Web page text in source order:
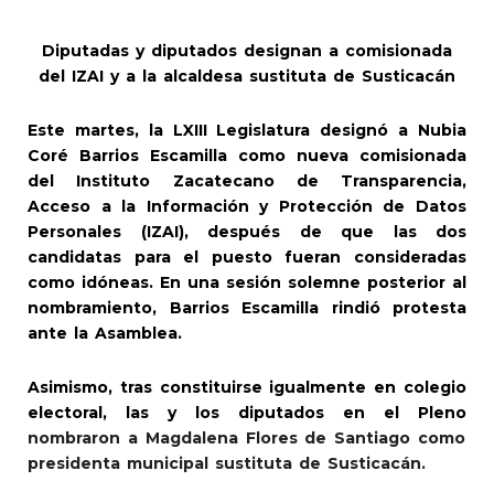
Diputadas y diputados designan a comisionada
del IZAI y a la alcaldesa sustituta de Susticacán
Este martes, la LXIII Legislatura designó a Nubia
Coré Barrios Escamilla como nueva comisionada
del Instituto Zacatecano de Transparencia,
Acceso a la Información y Protección de Datos
Personales (IZAI), después de que las dos
candidatas para el puesto fueran consideradas
como idóneas. En una sesión solemne posterior al
nombramiento, Barrios Escamilla rindió protesta
ante la Asamblea.
Asimismo, tras constituirse igualmente en colegio
electoral, las y los diputados en el Pleno
nombraron a Magdalena Flores de Santiago como
presidenta municipal sustituta de Susticacán.